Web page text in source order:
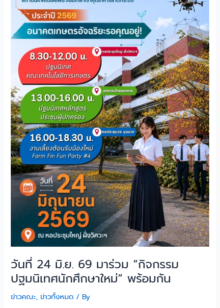
วันที่ 24 มิ.ย. 69 มาร่วม “กิจกรรม
ปฐมนิเทศนักศึกษาใหม่” พร้อมกัน
ข่าวคณะ,ข่าวทั้งหมด / By
มา
ร่วม
“กิจกรรม
ปฐมนิเทศ
นักศึกษา
ใหม่”
พร้อม
กัน